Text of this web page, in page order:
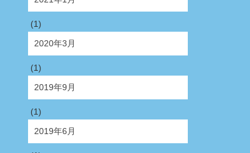
(1)
2020年3月
(1)
2019年9月
(1)
2019年6月